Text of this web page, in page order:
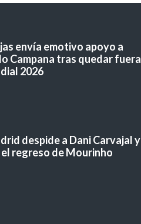
envía emotivo apoyo a
Campana tras quedar fuera
2026
despide a Dani Carvajal y
regreso de Mourinho